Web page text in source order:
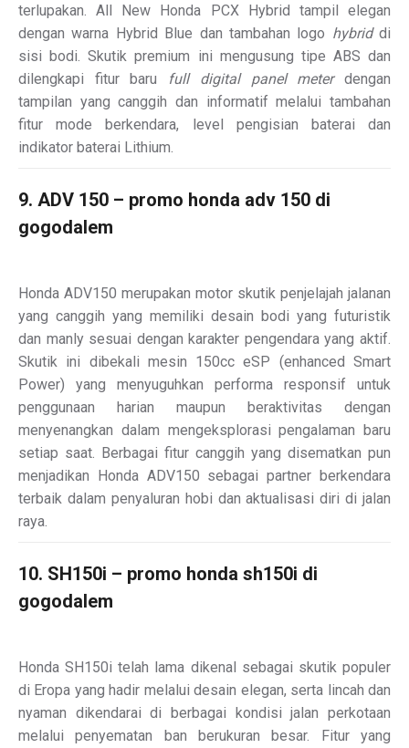
terlupakan. All New Honda PCX Hybrid tampil elegan
dengan warna Hybrid Blue dan tambahan logo hybriddi
sisi bodi. Skutik premium ini mengusung tipe ABS dan
dilengkapi fitur baru full digital panel meterdengan
tampilan yang canggih dan informatif melalui tambahan
fitur mode berkendara, level pengisian baterai dan
indikator baterai Lithium.
9. ADV 150 – promo honda adv 150 di
gogodalem
Honda ADV150 merupakan motor skutik penjelajah jalanan
yang canggih yang memiliki desain bodi yang futuristik
dan manly sesuai dengan karakter pengendara yang aktif.
Skutik ini dibekali mesin 150cc eSP (enhanced Smart
Power) yang menyuguhkan performa responsif untuk
penggunaan harian maupun beraktivitas dengan
menyenangkan dalam mengeksplorasi pengalaman baru
setiap saat. Berbagai fitur canggih yang disematkan pun
menjadikan Honda ADV150 sebagai partner berkendara
terbaik dalam penyaluran hobi dan aktualisasi diri di jalan
raya.
10. SH150i – promo honda sh150i di
gogodalem
Honda SH150i telah lama dikenal sebagai skutik populer
di Eropa yang hadir melalui desain elegan, serta lincah dan
nyaman dikendarai di berbagai kondisi jalan perkotaan
melalui penyematan ban berukuran besar. Fitur yang